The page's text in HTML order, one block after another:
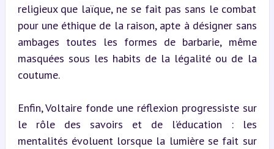
religieux que laïque, ne se fait pas sans le combat
pour une éthique de la raison, apte à désigner sans
ambages toutes les formes de barbarie, même
masquées sous les habits de la légalité ou de la
coutume.
Enfin, Voltaire fonde une réflexion progressiste sur
le rôle des savoirs et de l’éducation : les
mentalités évoluent lorsque la lumière se fait sur